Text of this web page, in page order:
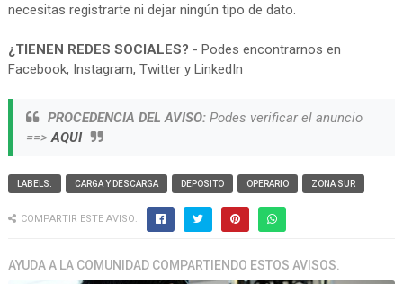
necesitas registrarte ni dejar ningún tipo de dato.
¿TIENEN REDES SOCIALES? - Podes encontrarnos en
Facebook, Instagram, Twitter y LinkedIn
PROCEDENCIA DEL AVISO:Podes verificar el anuncio
==>AQUI
LABELS: CARGA Y DESCARGA DEPOSITO OPERARIO ZONA SUR
COMPARTIR ESTE AVISO:
AYUDA A LA COMUNIDAD COMPARTIENDO ESTOS AVISOS.